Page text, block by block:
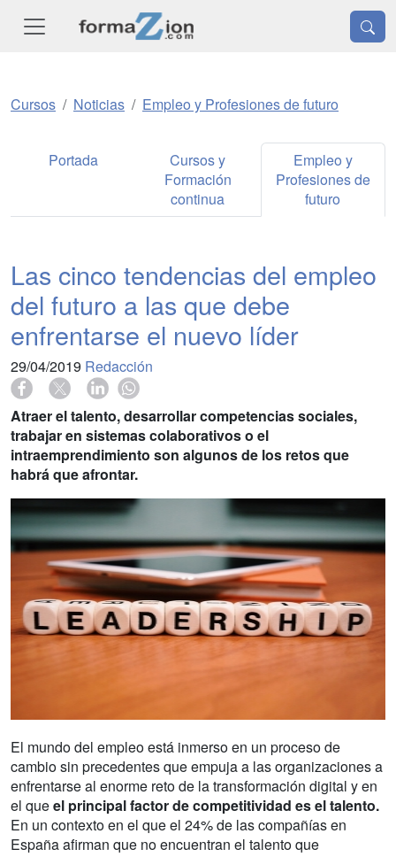
Cursos Noticias Empleo y Profesiones de futuro
Portada
Cursos y
Formación
continua
Empleo y
Profesiones de
futuro
Las cinco tendencias del empleo
del futuro a las que debe
enfrentarse el nuevo líder
29/04/2019 Redacción
Atraer el talento, desarrollar competencias sociales,
trabajar en sistemas colaborativos o el
intraemprendimiento son algunos de los retos que
habrá que afrontar.
El mundo del empleo está inmerso en un proceso de
cambio sin precedentes que empuja a las organizaciones a
enfrentarse al enorme reto de la transformación digital y en
el queel principal factor de competitividad es el talento.
En un contexto en el que el 24% de las compañías en
España afirman que no encuentran el talento que